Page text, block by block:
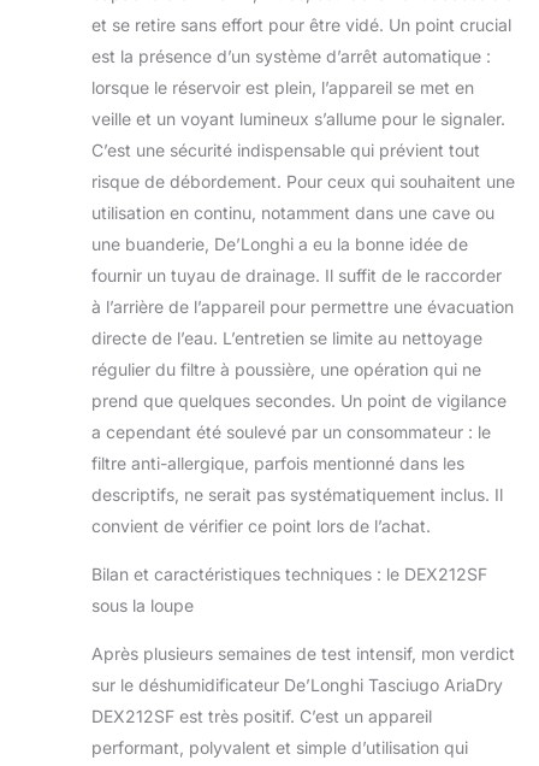
et se retire sans effort pour être vidé. Un point crucial
est la présence d’un système d’arrêt automatique :
lorsque le réservoir est plein, l’appareil se met en
veille et un voyant lumineux s’allume pour le signaler.
C’est une sécurité indispensable qui prévient tout
risque de débordement. Pour ceux qui souhaitent une
utilisation en continu, notamment dans une cave ou
une buanderie, De’Longhi a eu la bonne idée de
fournir un tuyau de drainage. Il suffit de le raccorder
à l’arrière de l’appareil pour permettre une évacuation
directe de l’eau. L’entretien se limite au nettoyage
régulier du filtre à poussière, une opération qui ne
prend que quelques secondes. Un point de vigilance
a cependant été soulevé par un consommateur : le
filtre anti-allergique, parfois mentionné dans les
descriptifs, ne serait pas systématiquement inclus. Il
convient de vérifier ce point lors de l’achat.
Bilan et caractéristiques techniques : le DEX212SF
sous la loupe
Après plusieurs semaines de test intensif, mon verdict
sur le déshumidificateur De’Longhi Tasciugo AriaDry
DEX212SF est très positif. C’est un appareil
performant, polyvalent et simple d’utilisation qui